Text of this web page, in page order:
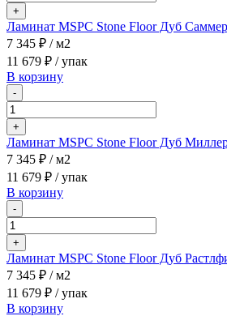
+
Ламинат MSPC Stone Floor Дуб
7 345 ₽ / м2
11 679 ₽ / упак
В корзину
-
+
Ламинат MSPC Stone Floor Дуб
7 345 ₽ / м2
11 679 ₽ / упак
В корзину
-
+
Ламинат MSPC Stone Floor Дуб
7 345 ₽ / м2
11 679 ₽ / упак
В корзину